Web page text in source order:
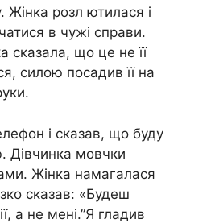
Жінка розл ютилася і
в чужі справи.
сказала, що це не її
силою посадив її на
і сказав, що буду
Дівчинка мовчки
Жінка намагалася
сказав: «Будеш
а не мені.”Я гладив